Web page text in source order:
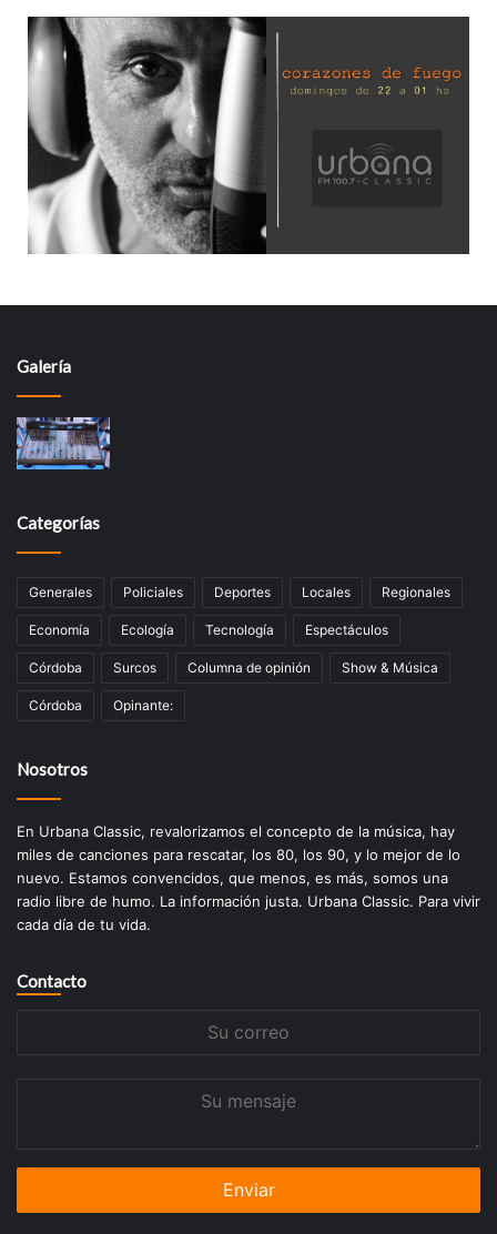
Galería
Categorías
Generales Policiales Deportes Locales Regionales
Economía Ecología Tecnologí­a Espectáculos
Córdoba Surcos Columna de opinión Show & Música
Córdoba Opinante:
Nosotros
En Urbana Classic, revalorizamos el concepto de la música, hay
miles de canciones para rescatar, los 80, los 90, y lo mejor de lo
nuevo. Estamos convencidos, que menos, es más, somos una
radio libre de humo. La información justa. Urbana Classic. Para vivir
cada día de tu vida.
Contacto